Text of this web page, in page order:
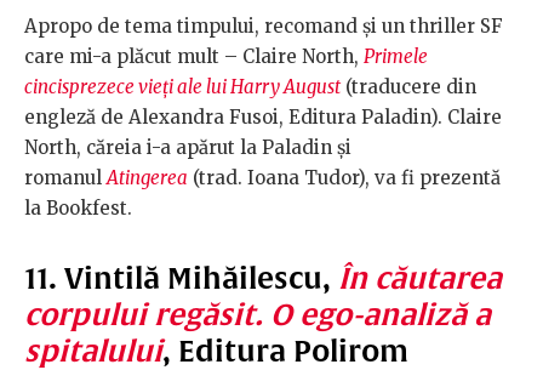
Apropo de tema timpului, recomand și un thriller SF
care mi-a plăcut mult – Claire North, Primele
cincisprezece vieți ale lui Harry August(traducere din
engleză de Alexandra Fusoi, Editura Paladin). Claire
North, căreia i-a apărut la Paladin și
romanulAtingerea (trad. Ioana Tudor), va fi prezentă
la Bookfest.
11. Vintilă Mihăilescu, În căutarea
corpului regăsit. O ego-analiză a
spitalului, Editura Polirom